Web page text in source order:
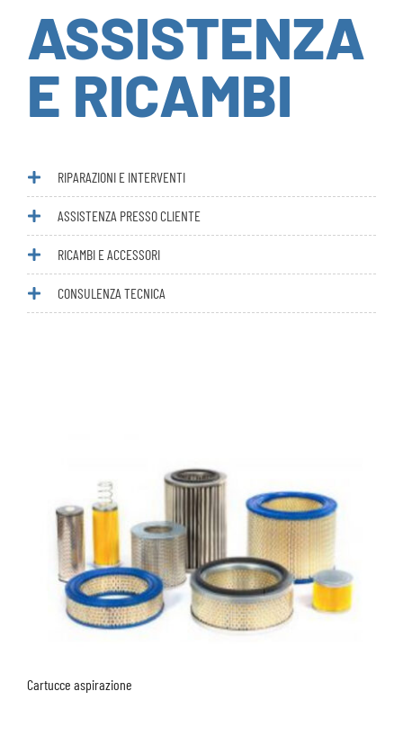
ASSISTENZA
E RICAMBI
RIPARAZIONI E INTERVENTI
ASSISTENZA PRESSO CLIENTE
RICAMBI E ACCESSORI
CONSULENZA TECNICA
Cartucce aspirazione